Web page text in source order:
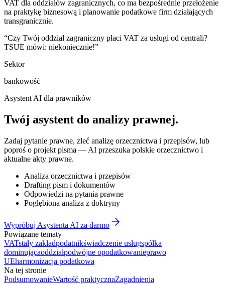
VAT dla oddziałów zagranicznych, co ma bezpośrednie przełożenie
na praktykę biznesową i planowanie podatkowe firm działających
transgranicznie.
“Czy Twój oddział zagraniczny płaci VAT za usługi od centrali?
TSUE mówi: niekoniecznie!”
Sektor
bankowość
Asystent AI dla prawników
Twój asystent do analizy prawnej.
Zadaj pytanie prawne, zleć analizę orzecznictwa i przepisów, lub
poproś o projekt pisma — AI przeszuka polskie orzecznictwo i
aktualne akty prawne.
Analiza orzecznictwa i przepisów
Drafting pism i dokumentów
Odpowiedzi na pytania prawne
Pogłębiona analiza z doktryny
Wypróbuj Asystenta AI za darmo
Powiązane tematy
VATstały zakładpodatnikświadczenie usługspółka
dominującaoddziałpodwójne opodatkowanieprawo
UEharmonizacja podatkowa
Na tej stronie
PodsumowanieWartość praktycznaZagadnienia